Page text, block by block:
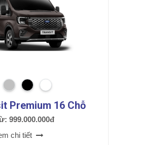
Premium 16 Chỗ
999.000.000đ
chi tiết